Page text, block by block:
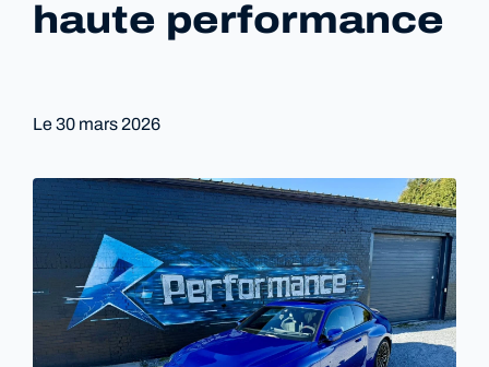
haute performance
Le30 mars 2026